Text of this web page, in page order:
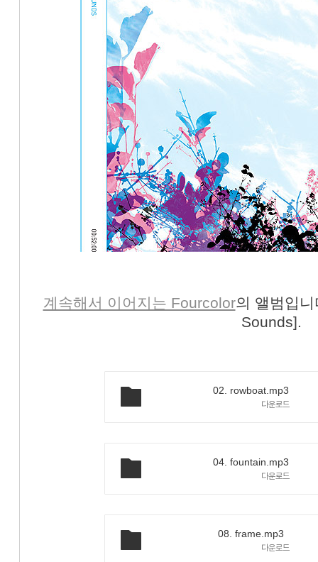
계속해서 이어지는 Fourcolor의 앨범입
Sounds].
02. rowboat.mp3
다운로드
04. fountain.mp3
다운로드
08. frame.mp3
다운로드